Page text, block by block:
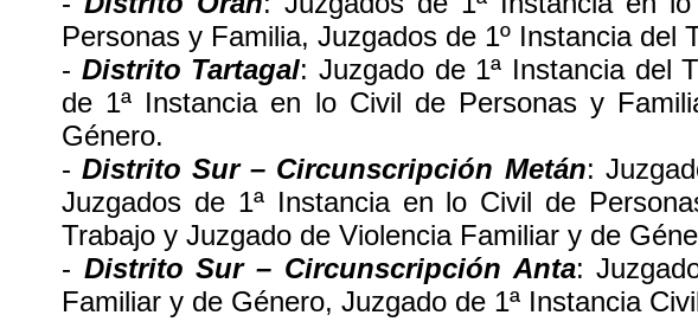
Personas y Familia, Juzgados de 1º Instancia
- Distrito Tartagal: Juzgado de 1ª Instancia del
de 1ª Instancia en lo Civil de Personas y
Género.
- Distrito Sur – Circunscripción Metán:
Juzgados de 1ª Instancia en lo Civil de
Trabajo y Juzgado de Violencia Familiar y de
- Distrito Sur – Circunscripción Anta:
Familiar y de Género, Juzgado de 1ª Instancia